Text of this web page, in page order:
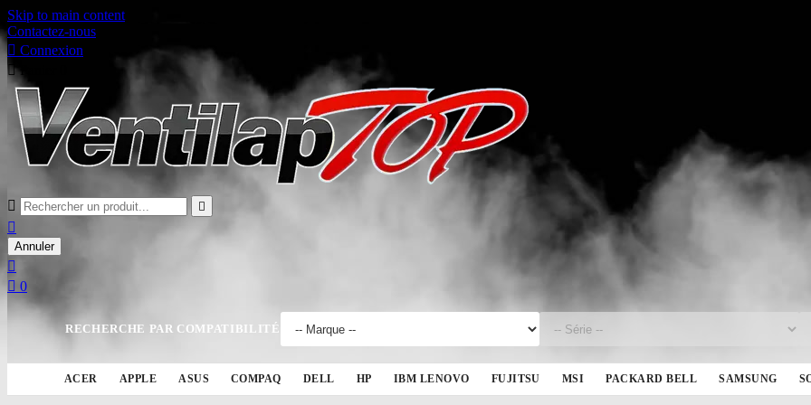
Skip to main content
Contactez-nous
 Connexion
 Panier
 

Annuler

 0
RECHERCHE PAR COMPATIBILITÉ
ACER APPLE ASUS COMPAQ DELL HP IBM LENOVO FUJITSU MSI PACKARD BELL SAMSUNG